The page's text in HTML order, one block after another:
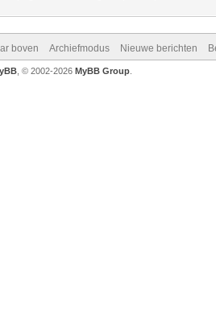
boven Archiefmodus Nieuwe berichten
, © 2002-2026 MyBB Group.